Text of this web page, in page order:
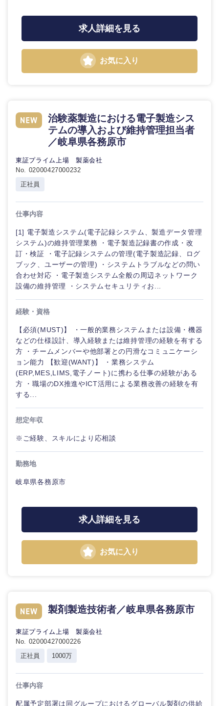
新潟県
石川県 福井県
求人詳細を見る
お気に入り
治験薬製造における電子製造シス
テムの導入および維持管理担当者
／岐阜県各務原市
東証プライム上場 製薬会社
No. 02000427000232
正社員
仕事内容
[1] 電子製造システム(電子記録システム、製造データ管理
システム)の維持管理業務 ・電子製造記録書の作成・改
訂・検証 ・電子記録システムの管理(電子製造記録、ログ
ブック、ユーザーの管理) ・システムトラブルなどの問い
合わせ対応 ・電子製造システム全般の周辺ネットワーク
設備の維持管理 ・システムセキュリティお...
経験・資格
【必須(MUST)】 ・一般的業務システムまたは設備・機器
などの仕様設計、導入経験または維持管理の経験を有する
方 ・チームメンバーや他部署との円滑なコミュニケーシ
ョン能力 【歓迎(WANT)】 ・業務システム
(ERP,MES,LIMS,電子ノート)に携わる仕事の経験がある
方 ・職場のDX推進やICT活用による業務改善の経験を有
する...
想定年収
※ご経験、スキルにより応相談
勤務地
岐阜県各務原市
求人詳細を見る
お気に入り
製剤製造技術者／岐阜県各務原市
東証プライム上場 製薬会社
No. 02000427000226
正社員
1000万
仕事内容
配属予定部署は同グループにおけるグローバル製剤の供給